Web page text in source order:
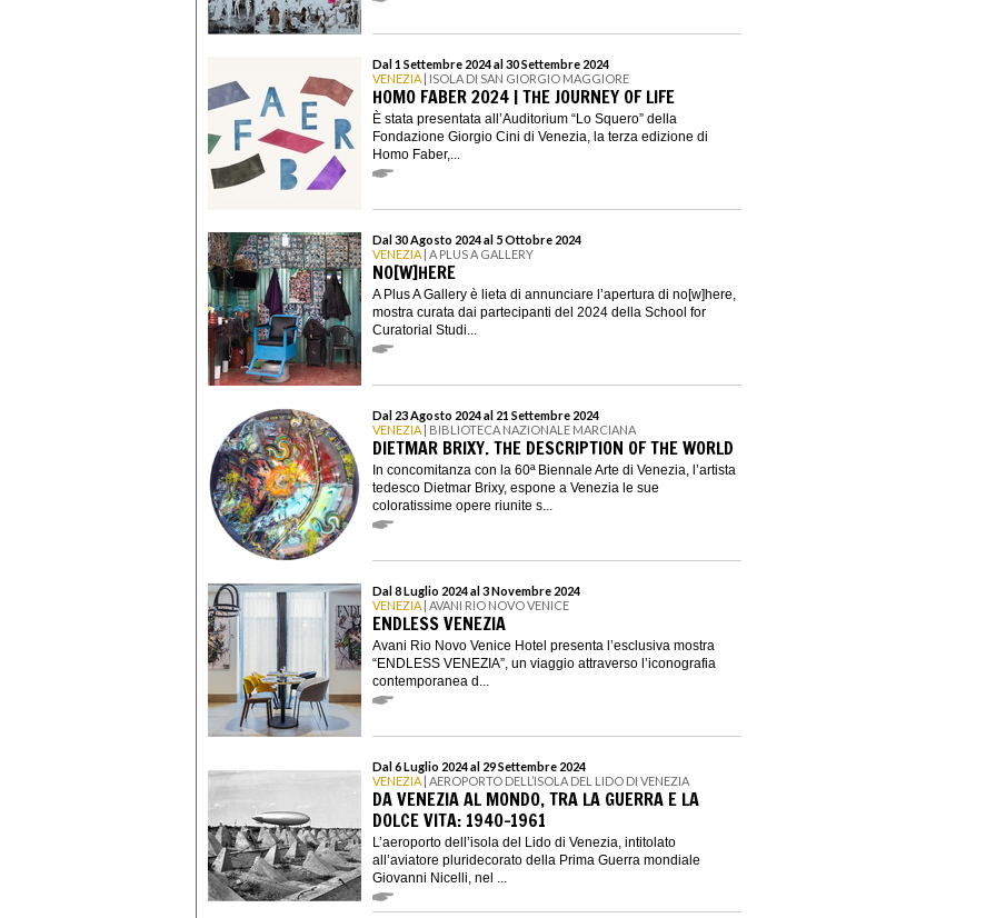
Dal 1 Settembre 2024 al 30 Settembre 2024
VENEZIA | ISOLA DI SAN GIORGIO MAGGIORE
HOMO FABER 2024 | THE JOURNEY OF LIFE
È stata presentata all’Auditorium “Lo Squero” della
Fondazione Giorgio Cini di Venezia, la terza edizione di
Homo Faber,...
Dal 30 Agosto 2024 al 5 Ottobre 2024
VENEZIA | A PLUS A GALLERY
NO[W]HERE
A Plus A Gallery è lieta di annunciare l’apertura di no[w]here,
mostra curata dai partecipanti del 2024 della School for
Curatorial Studi...
Dal 23 Agosto 2024 al 21 Settembre 2024
VENEZIA | BIBLIOTECA NAZIONALE MARCIANA
DIETMAR BRIXY. THE DESCRIPTION OF THE WORLD
In concomitanza con la 60ª Biennale Arte di Venezia, l’artista
tedesco Dietmar Brixy, espone a Venezia le sue
coloratissime opere riunite s...
Dal 8 Luglio 2024 al 3 Novembre 2024
VENEZIA | AVANI RIO NOVO VENICE
ENDLESS VENEZIA
Avani Rio Novo Venice Hotel presenta l’esclusiva mostra
“ENDLESS VENEZIA”, un viaggio attraverso l’iconografia
contemporanea d...
Dal 6 Luglio 2024 al 29 Settembre 2024
VENEZIA | AEROPORTO DELL’ISOLA DEL LIDO DI VENEZIA
DA VENEZIA AL MONDO, TRA LA GUERRA E LA
DOLCE VITA: 1940-1961
L’aeroporto dell’isola del Lido di Venezia, intitolato
all’aviatore pluridecorato della Prima Guerra mondiale
Giovanni Nicelli, nel ...